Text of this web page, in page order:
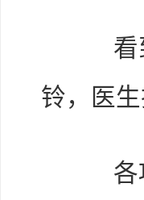
看到
铃，医
各项